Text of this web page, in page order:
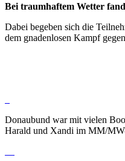
Bei traumhaftem Wetter
Dabei begeben sich die
dem gnadenlosen Kampf
Donaubund war mit vielen
Harald und Xandi im MM/